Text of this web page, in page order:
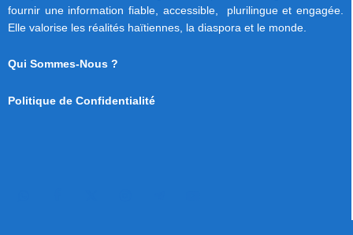
fournir une information fiable, accessible, plurilingue et engagée.
Elle valorise les réalités haïtiennes, la diaspora et le monde.
Qui Sommes-Nous ?
Politique de Confidentialité